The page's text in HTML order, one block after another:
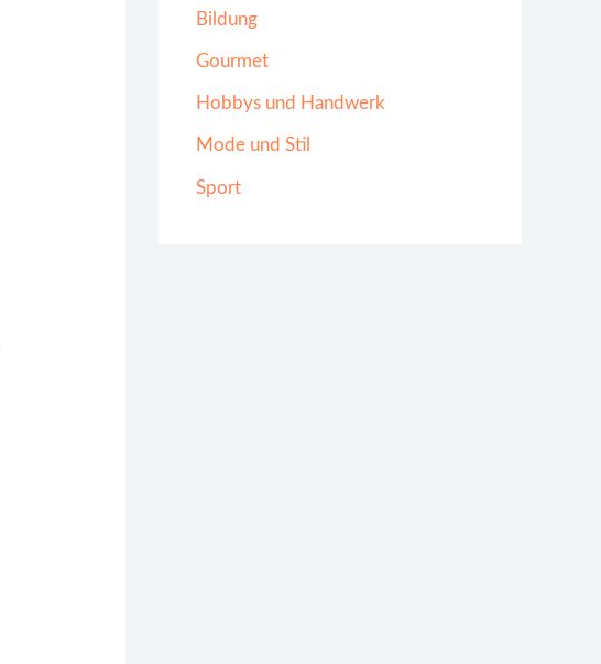
Bildung
Gourmet
Hobbys und Handwerk
Mode und Stil
Sport